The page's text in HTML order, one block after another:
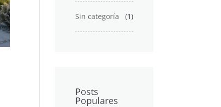
Sin categoría (1)
Posts
Populares